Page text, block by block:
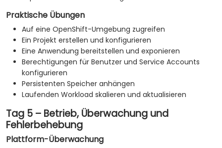
Praktische Übungen
Auf eine OpenShift-Umgebung zugreifen
Ein Projekt erstellen und konfigurieren
Eine Anwendung bereitstellen und exponieren
Berechtigungen für Benutzer und Service Accounts
konfigurieren
Persistenten Speicher anhängen
Laufenden Workload skalieren und aktualisieren
Tag 5 – Betrieb, Überwachung und
Fehlerbehebung
Plattform-Überwachung